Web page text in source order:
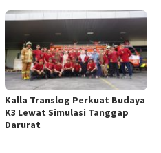
Kalla Translog Perkuat Budaya
K3 Lewat Simulasi Tanggap
Darurat